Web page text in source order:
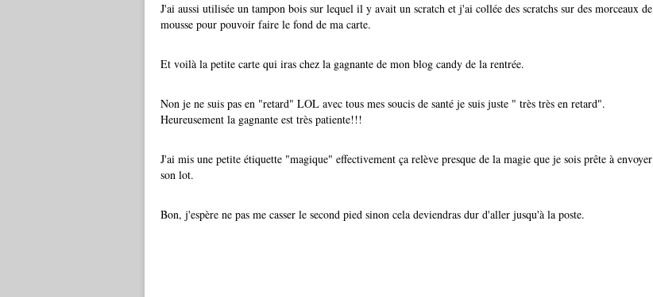
J'ai aussi utilisée un tampon bois sur lequel il y avait un scratch et j'ai collée des scratchs sur des morceaux de
mousse pour pouvoir faire le fond de ma carte.
Et voilà la petite carte qui iras chez la gagnante de mon blog candy de la rentrée.
Non je ne suis pas en "retard" LOL avec tous mes soucis de santé je suis juste " très très en retard".
Heureusement la gagnante est très patiente!!!
J'ai mis une petite étiquette "magique" effectivement ça relève presque de la magie que je sois prête à envoyer
son lot.
Bon, j'espère ne pas me casser le second pied sinon cela deviendras dur d'aller jusqu'à la poste.